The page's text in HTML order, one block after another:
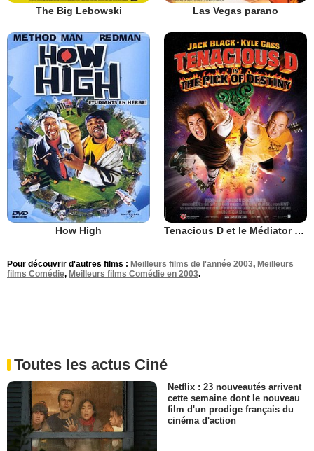
The Big Lebowski Las Vegas parano
How High Tenacious D et le Médiator du destin
Pour découvrir d'autres films : Meilleurs films de l'année 2003, Meilleurs
films Comédie, Meilleurs films Comédie en 2003.
Toutes les actus Ciné
Netflix : 23 nouveautés arrivent
cette semaine dont le nouveau
film d'un prodige français du
cinéma d'action